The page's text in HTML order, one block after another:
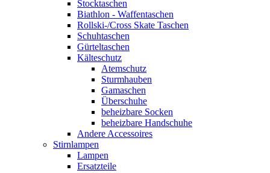
Stocktaschen
Biathlon - Waffentaschen
Rollski-/Cross Skate Taschen
Schuhtaschen
Gürteltaschen
Kälteschutz
Atemschutz
Sturmhauben
Gamaschen
Überschuhe
beheizbare Socken
beheizbare Handschuhe
Andere Accessoires
Stirnlampen
Lampen
Ersatzteile